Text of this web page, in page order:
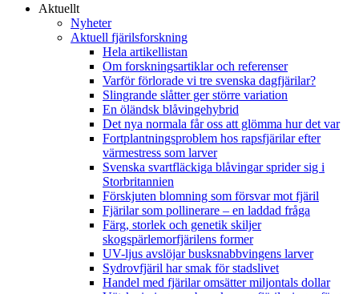
Aktuellt
Nyheter
Aktuell fjärilsforskning
Hela artikellistan
Om forskningsartiklar och referenser
Varför förlorade vi tre svenska dagfjärilar?
Slingrande slåtter ger större variation
En öländsk blåvingehybrid
Det nya normala får oss att glömma hur det var
Fortplantningsproblem hos rapsfjärilar efter
värmestress som larver
Svenska svartfläckiga blåvingar sprider sig i
Storbritannien
Förskjuten blomning som försvar mot fjäril
Fjärilar som pollinerare – en laddad fråga
Färg, storlek och genetik skiljer
skogspärlemorfjärilens former
UV-ljus avslöjar busksnabbvingens larver
Sydrovfjäril har smak för stadslivet
Handel med fjärilar omsätter miljontals dollar